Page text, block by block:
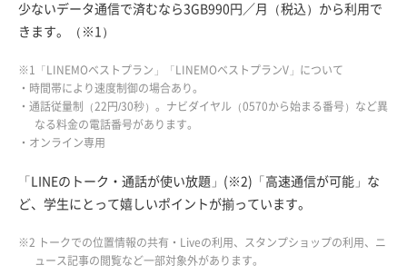
少ないデータ通信で済むなら3GB990円／月（税込）から利用で
きます。（※1）
※1「LINEMOベストプラン」「LINEMOベストプランV」について
・時間帯により速度制御の場合あり。
・通話従量制（22円/30秒）。ナビダイヤル（0570から始まる番号）など異
なる料金の電話番号があります。
・オンライン専用
「LINEのトーク・通話が使い放題」(※2)「高速通信が可能」な
ど、学生にとって嬉しいポイントが揃っています。
※2 トークでの位置情報の共有・Liveの利用、スタンプショップの利用、ニ
ュース記事の閲覧など一部対象外があります。